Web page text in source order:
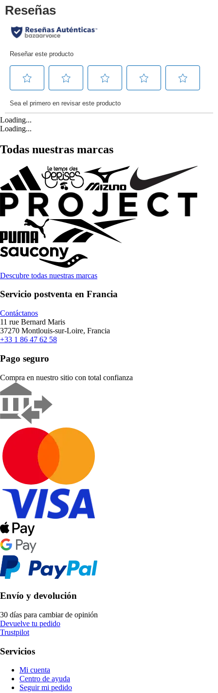
Loading...
Loading...
Todas nuestras marcas
Descubre todas nuestras marcas
Servicio postventa en Francia
Contáctanos
11 rue Bernard Maris
37270 Montlouis-sur-Loire, Francia
+33 1 86 47 62 58
Pago seguro
Compra en nuestro sitio con total confianza
Envío y devolución
30 días para cambiar de opinión
Devuelve tu pedido
Trustpilot
Servicios
Mi cuenta
Centro de ayuda
Seguir mi pedido